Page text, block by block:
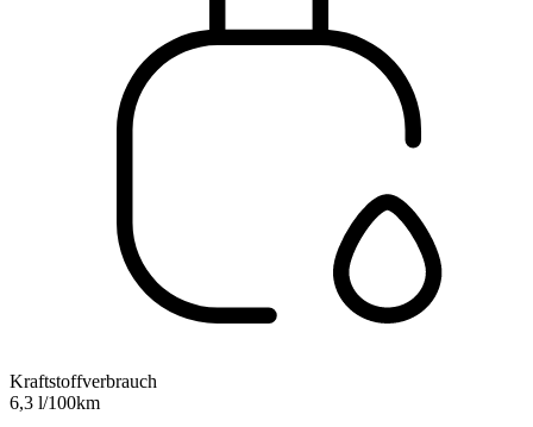
Kraftstoffverbrauch
6,3 l/100km